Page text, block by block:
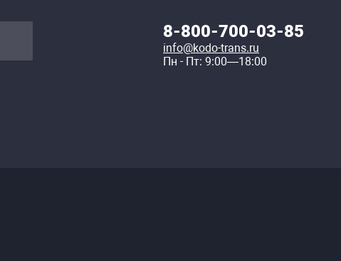
8-800-700-03-85
info@kodo-trans.ru
Пн - Пт: 9:00—18:00